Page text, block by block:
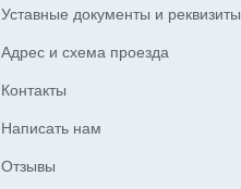
Уставные документы и реквизиты
Адрес и схема проезда
Контакты
Написать нам
Отзывы